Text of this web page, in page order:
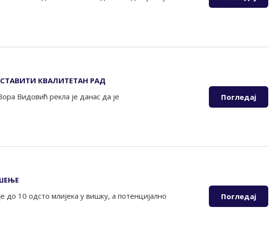
КВАЛИТЕТАН РАД
Видовић рекла је данас да је
Погледај
10 одсто млијека у вишку, а потенцијално
Погледај